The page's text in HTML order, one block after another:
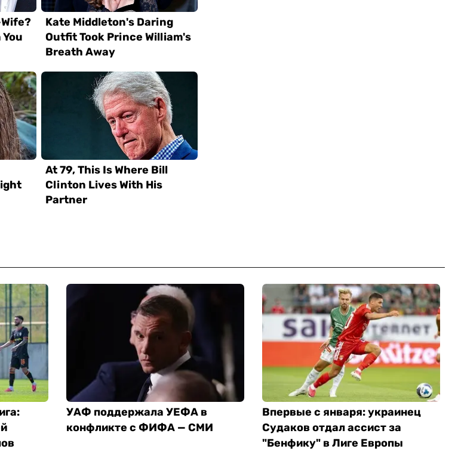
УАФ поддержала УЕФА в
конфликте с ФИФА — СМИ
Впервые с января: украинец
Судаков отдал ассист за
"Бенфику" в Лиге Европы